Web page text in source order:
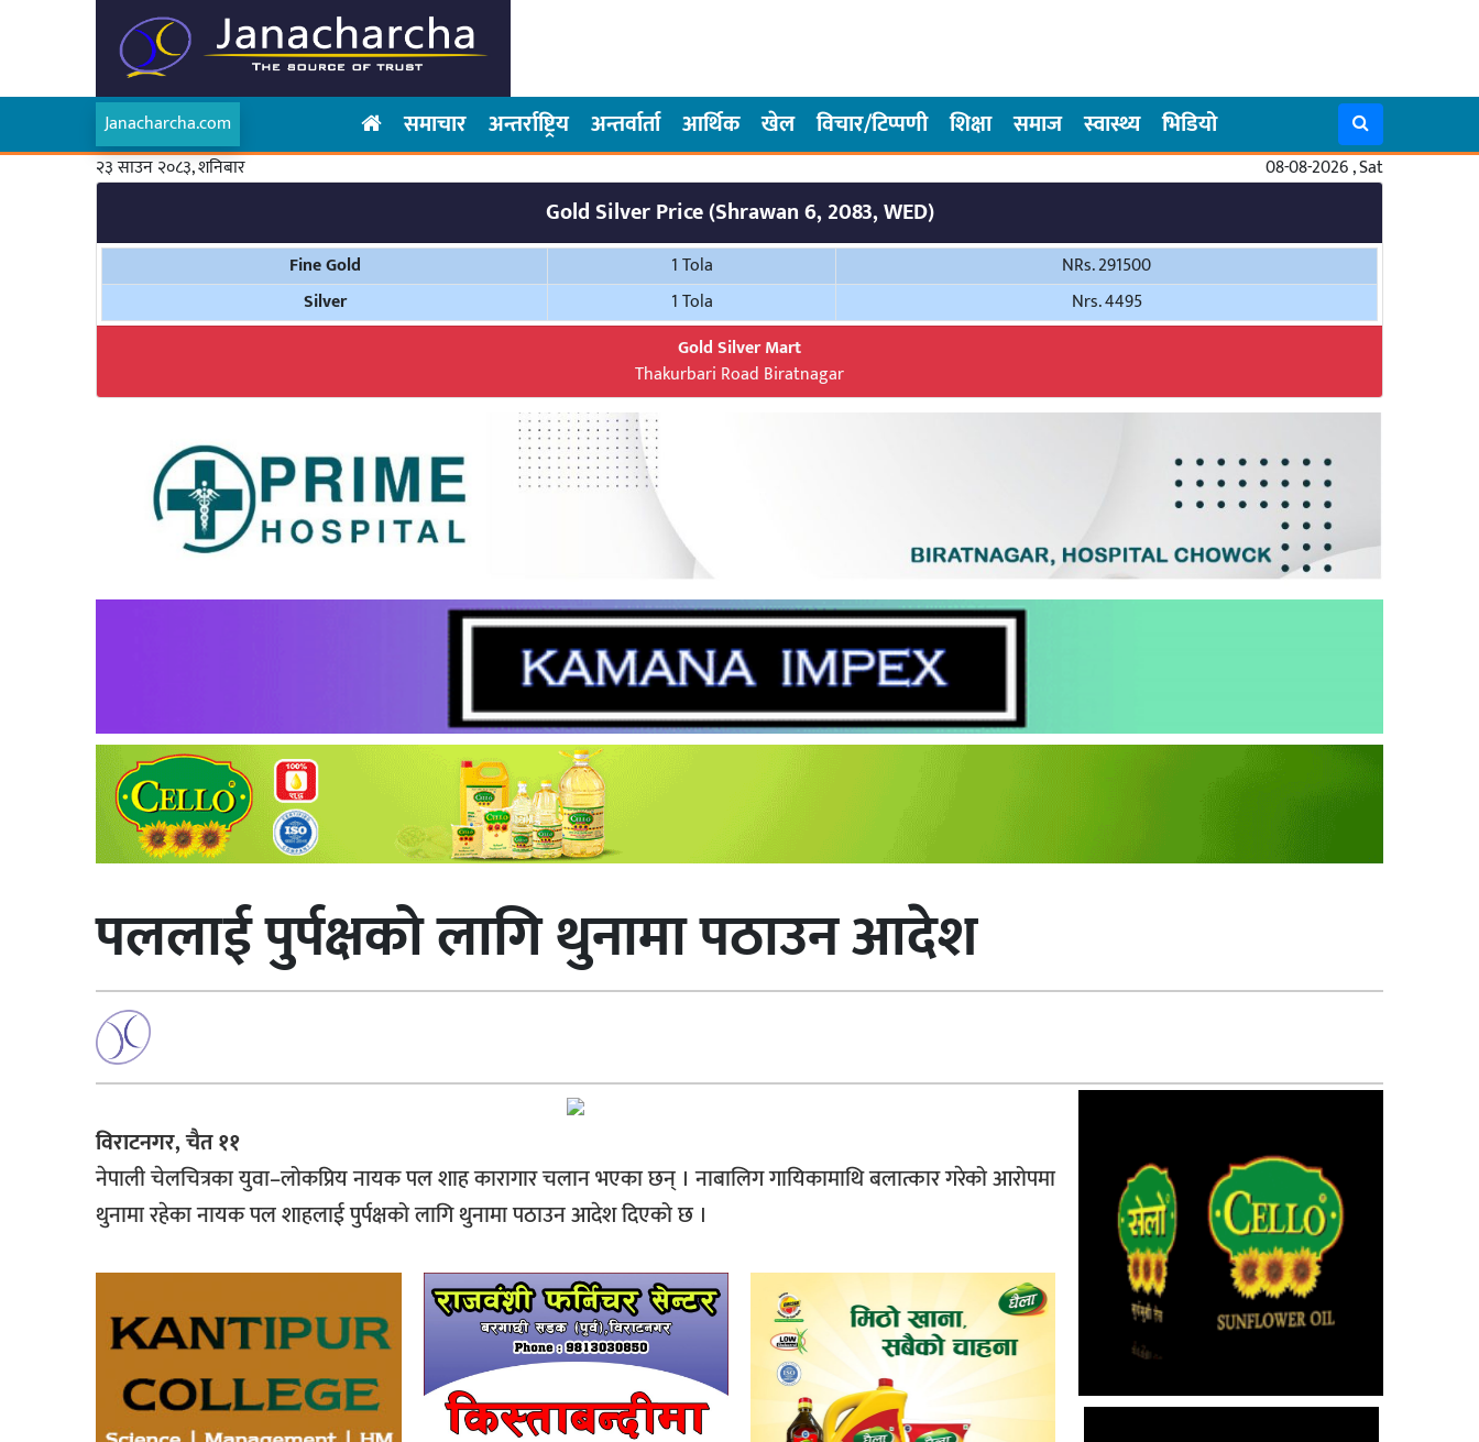
Janacharcha.com समाचार अन्तर्राष्ट्रिय अन्तर्वार्ता आर्थिक खेल विचार/टिप्पणी शिक्षा समाज स्वास्थ्य भिडियो
२३ साउन २०८३, शनिबार 08-08-2026 , Sat
Gold Silver Price (Shrawan 6, 2083, WED)
Fine Gold 1 Tola
NRs. 291500
Silver
1 Tola
Nrs. 4495
Gold Silver Mart
Thakurbari Road Biratnagar
पललाई पुर्पक्षको लागि थुनामा पठाउन आदेश
विराटनगर, चैत ११
नेपाली चेलचित्रका युवा–लोकप्रिय नायक पल शाह कारागार चलान भएका छन् । नाबालिग गायिकामाथि बलात्कार गरेको आरोपमा
थुनामा रहेका नायक पल शाहलाई पुर्पक्षको लागि थुनामा पठाउन आदेश दिएको छ ।